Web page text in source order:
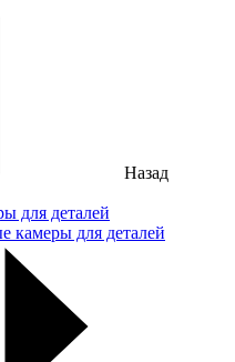
Назад
для деталей
камеры для деталей